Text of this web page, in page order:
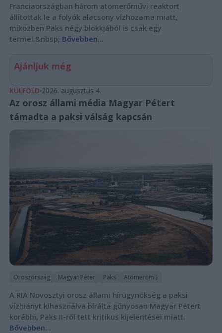
Franciaországban három atomerőművi reaktort
állítottak le a folyók alacsony vízhozama miatt,
miközben Paks négy blokkjából is csak egy
termel.&nbsp; Bővebben...
Ajánljuk még
KÜLFÖLD 2026. augusztus 4.
Az orosz állami média Magyar Pétert
támadta a paksi válság kapcsán
Oroszország Magyar Péter Paks Atomerőmű
A RIA Novosztyi orosz állami hírügynökség a paksi
vízhiányt kihasználva bírálta gúnyosan Magyar Pétert
korábbi, Paks II-ről tett kritikus kijelentései miatt.
Bővebben...